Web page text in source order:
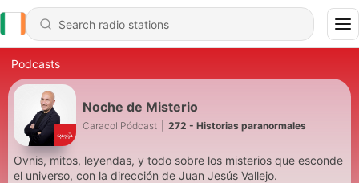
Podcasts
Noche de Misterio
Caracol Pódcast 272 - Historias paranormales
Ovnis, mitos, leyendas, y todo sobre los misterios que esconde
el universo, con la dirección de Juan Jesús Vallejo.